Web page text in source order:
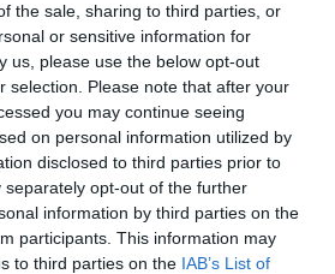
the sale, sharing to third parties, or
or sensitive information for
us, please use the below opt-out
selection. Please note that after your
you may continue seeing
on personal information utilized by
disclosed to third parties prior to
separately opt-out of the further
information by third parties on the
participants. This information may
to third parties on the IAB’s List of
με όλους τους δημάρχους
, αλλά τέλος πάντων με
και με αυτόν είσαι
ψείρες πω κάτω μας απ' τν
δεν έχει ψείρες